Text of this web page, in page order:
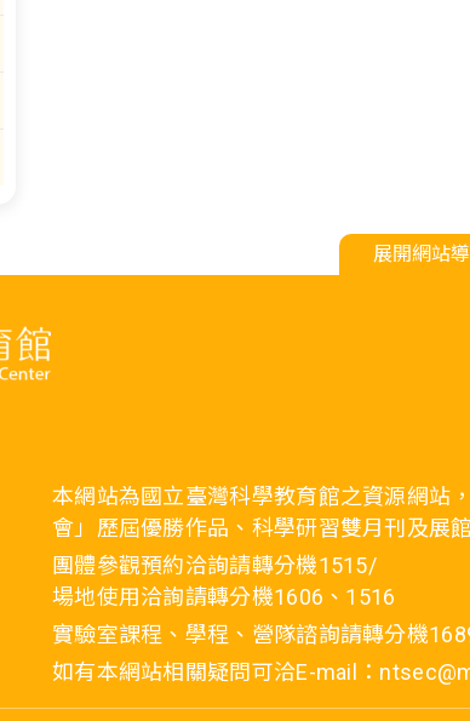
展開網站
本網站為國立臺灣科學教育館之資源網站
會」歷屆優勝作品、科學研習雙月刊及展
團體參觀預約洽詢請轉分機1515/
場地使用洽詢請轉分機1606、1516
實驗室課程、學程、營隊諮詢請轉分機
如有本網站相關疑問可洽E-mail：